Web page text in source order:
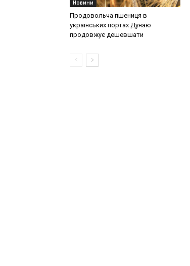
Новини
Продовольча пшениця в
українських портах Дунаю
продовжує дешевшати